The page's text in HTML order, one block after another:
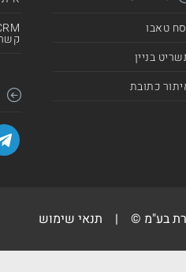
טאבו
בניין
כתובת
בע"מ © | תנאי שימוש